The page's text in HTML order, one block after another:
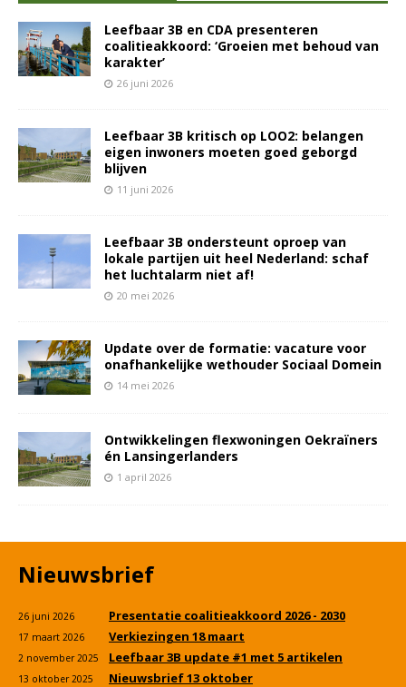
Leefbaar 3B en CDA presenteren
coalitieakkoord: ‘Groeien met behoud van
karakter’
26 juni 2026
Leefbaar 3B kritisch op LOO2: belangen
eigen inwoners moeten goed geborgd
blijven
11 juni 2026
Leefbaar 3B ondersteunt oproep van
lokale partijen uit heel Nederland: schaf
het luchtalarm niet af!
20 mei 2026
Update over de formatie: vacature voor
onafhankelijke wethouder Sociaal Domein
14 mei 2026
Ontwikkelingen flexwoningen Oekraïners
én Lansingerlanders
1 april 2026
Nieuwsbrief
26 juni 2026 Presentatie coalitieakkoord 2026 - 2030
17 maart 2026 Verkiezingen 18 maart
2 november 2025 Leefbaar 3B update #1 met 5 artikelen
13 oktober 2025 Nieuwsbrief 13 oktober